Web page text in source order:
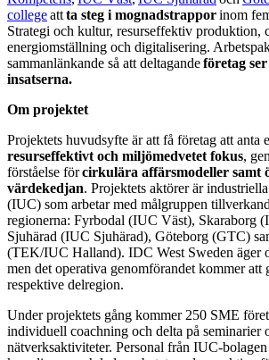
collegeattta steg i mognadstrapporinom
Strategi och kultur, resurseffektiv produktion,
energiomställning och digitalisering.
sammanlänkande så att deltagandeföretag
insatserna.
Om projektet
Projektets huvudsyfte är att få företag att anta
resurseffektivt och miljömedvetet fokus,
förståelse förcirkulära affärsmodeller samt
värdekedjan. Projektets aktörer är
(IUC) som arbetar med målgruppen
regionerna: Fyrbodal (IUC Väst), Skaraborg
Sjuhärad (IUC Sjuhärad), Göteborg (GTC)
(TEK/IUC Halland). IDC West Sweden äger
men det operativa genomförandet kommer att
respektive delregion.
Under projektets gång kommer 250 SME
individuell coachning och delta på seminarier
nätverksaktiviteter. Personal från IUC-